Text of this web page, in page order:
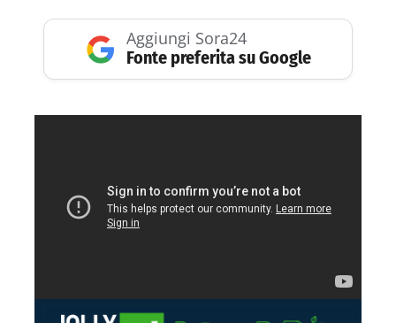
Aggiungi Sora24
Fonte preferita su Google